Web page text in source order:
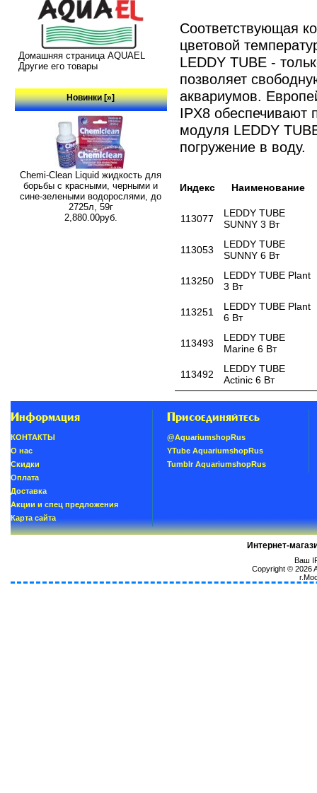
Домашняя страница AQUAEL
Другие его товары
Новинки [»]
Chemi-Clean Liquid жидкость для
борьбы с красными, черными и
сине-зелеными водорослями, до
2725л, 59г
2,880.00руб.
Соответствующая
цветовой
LEDDY TUBE -
позволяет
аквариумов.
IPX8 обеспечивают
модуля LEDDY
погружение в воду.
Индекс Наименование
113077
LEDDY TUBE
SUNNY 3 Вт
113053
LEDDY TUBE
SUNNY 6 Вт
113250
LEDDY TUBE Plant
3 Вт
113251
LEDDY TUBE Plant
6 Вт
113493
LEDDY TUBE
Marine 6 Вт
113492
LEDDY TUBE
Actinic 6 Вт
Информация
КОНТАКТЫ
О нас
Скидки
Oплатa
Доставка
Акции и спец предложения
Карта сайта
Присоединяйтесь
@AquariumshopRus
YTube AquariumshopRus
Tumblr AquariumshopRus
Интернет-
Ваш
Copyright © 2026